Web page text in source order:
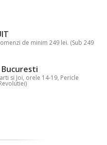
de minim 249 lei. (Sub 249
si Joi, orele 14-19, Pericle